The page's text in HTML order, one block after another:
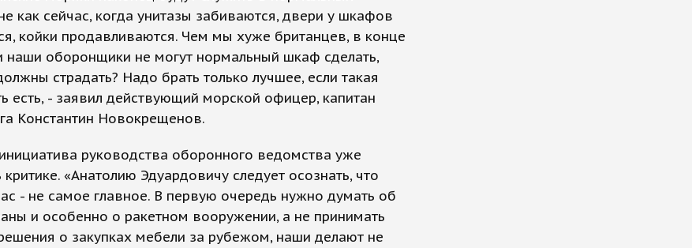
как сейчас, когда унитазы забиваются, двери у шкафов
койки продавливаются. Чем мы хуже британцев, в конце
наши оборонщики не могут нормальный шкаф сделать,
страдать? Надо брать только лучшее, если такая
есть, - заявил действующий морской офицер, капитан
Константин Новокрещенов.
руководства оборонного ведомства уже
критике. «Анатолию Эдуардовичу следует осознать, что
- не самое главное. В первую очередь нужно думать об
и особенно о ракетном вооружении, а не принимать
о закупках мебели за рубежом, наши делают не